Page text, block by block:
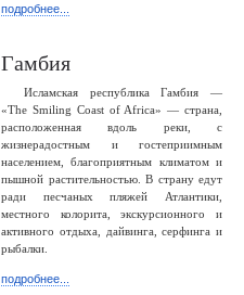
подробнее...
Гамбия
Исламская республика Гамбия —
«The Smiling Coast of Africa» — страна,
расположенная вдоль реки, с
жизнерадостным и гостеприимным
населением, благоприятным климатом и
пышной растительностью. В страну едут
ради песчаных пляжей Атлантики,
местного колорита, экскурсионного и
активного отдыха, дайвинга, серфинга и
рыбалки.
подробнее...